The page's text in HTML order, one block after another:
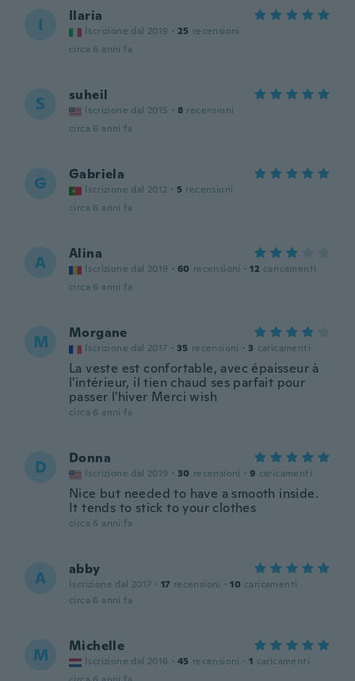
I Ilaria
Iscrizione dal 2019 · 25 recensioni
circa 6 anni fa
S suheil
Iscrizione dal 2015 · 8 recensioni
circa 6 anni fa
G Gabriela
Iscrizione dal 2012 · 5 recensioni
circa 6 anni fa
A Alina
Iscrizione dal 2019 · 60 recensioni · 12 caricamenti
circa 6 anni fa
M Morgane
Iscrizione dal 2017 · 35 recensioni · 3 caricamenti
La veste est confortable, avec épaisseur à
l'intérieur, il tien chaud ses parfait pour
passer l'hiver Merci wish
circa 6 anni fa
D Donna
Iscrizione dal 2019 · 30 recensioni · 9 caricamenti
Nice but needed to have a smooth inside.
It tends to stick to your clothes
circa 6 anni fa
A abby
Iscrizione dal 2017 · 17 recensioni · 10 caricamenti
circa 6 anni fa
M Michelle
Iscrizione dal 2016 · 45 recensioni · 1 caricamenti